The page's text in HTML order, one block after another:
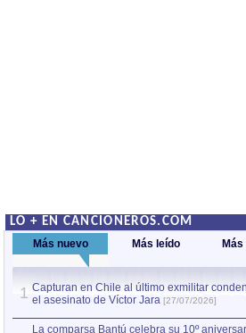
LO + EN CANCIONEROS.COM
Más nuevo Más leído
1 Capturan en Chile al último exmilitar
el asesinato de Víctor Jara [27/07/2026]
La comparsa Bantú celebra su 10º